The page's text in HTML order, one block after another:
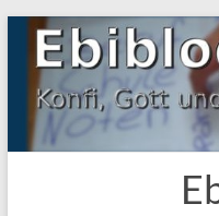
Zum
Inhalt
springen